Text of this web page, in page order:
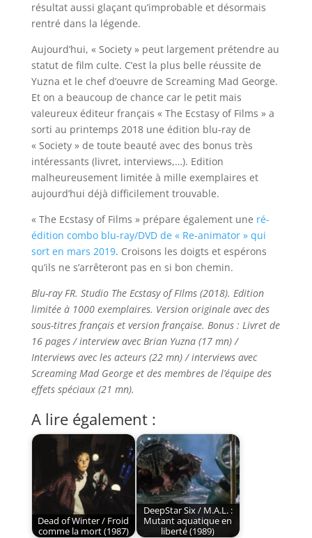
résultat aussi glaçant qu’improbable et désormais
rentré dans la légende.
Aujourd’hui, « Society » peut largement prétendre au
statut de film culte. C’est la plus belle réussite de
Yuzna et le chef d’oeuvre de Screaming Mad George.
Et on a beaucoup de chance car le petit mais
valeureux éditeur français « The Ecstasy of Films » a
sorti au printemps 2018 une édition blu-ray de
« Society » de toute beauté avec des bonus très
intéressants (livret, interviews,…). Edition
malheureusement limitée à mille exemplaires et
aujourd’hui déjà difficilement trouvable.
« The Ecstasy of Films » prépare également une ré-
édition combo blu-ray/DVD de « Re-animator » qui
sort en mars 2019. Croisons les doigts et espérons
qu’ils ne s’arrêteront pas en si bon chemin.
Blu-ray FR. Studio The Ecstasy of FIlms (2018). Edition
limitée à 1000 exemplaires. Version originale avec des
sous-titres français et version française. Bonus : Livret de
16 pages / interview avec Brian Yuzna (17 mn) /
Interviews avec les acteurs (22 mn) / interviews avec
Screaming Mad George et des membres de l’équipe des
effets spéciaux (21 mn).
A lire également :
Dead of Winter / Froid
comme la mort (1987)
DeepStar Six / M.A.L. :
Mutant aquatique en
liberté (1989)